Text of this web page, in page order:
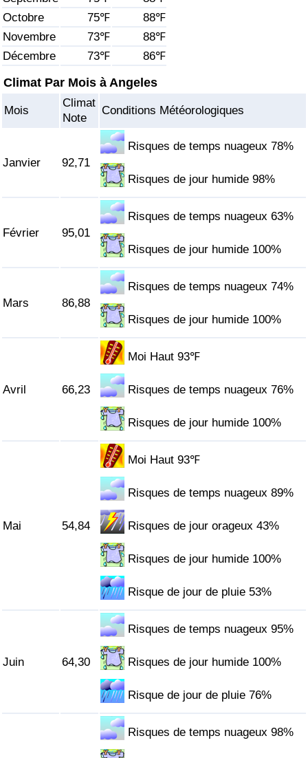
Octobre
75℉
88℉
Novembre
73℉
88℉
Décembre
73℉ 86℉
Climat Par Mois à Angeles
Mois
Climat
Note
Conditions Météorologiques
Janvier 92,71
Risques de temps nuageux 78%
Risques de jour humide 98%
Février 95,01
Risques de temps nuageux 63%
Risques de jour humide 100%
Mars 86,88
Risques de temps nuageux 74%
Risques de jour humide 100%
Avril 66,23
Moi Haut 93℉
Risques de temps nuageux 76%
Risques de jour humide 100%
Mai 54,84
Moi Haut 93℉
Risques de temps nuageux 89%
Risques de jour orageux 43%
Risques de jour humide 100%
Risque de jour de pluie 53%
Juin 64,30
Risques de temps nuageux 95%
Risques de jour humide 100%
Risque de jour de pluie 76%
Risques de temps nuageux 98%
Soins de santé
Indice des soins de santé (Actuel)
Indice des soins de santé par Pays
Pollution
Indice de Pollution (Actuel)
Indice de pollution
Indice de Pollution par Pays
Trafic
Indice de Trafic (Actuel)
Indice de Trafic par Pays